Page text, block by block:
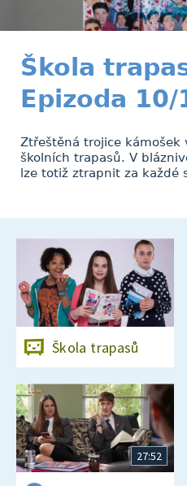
Škola
Epizoda 10/
Ztřeštěná trojice kámošek
školních trapasů. V
lze totiž ztrapnit za každé
Škola trapasů
27:52